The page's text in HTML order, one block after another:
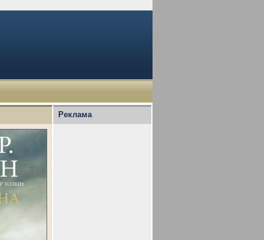
Реклама